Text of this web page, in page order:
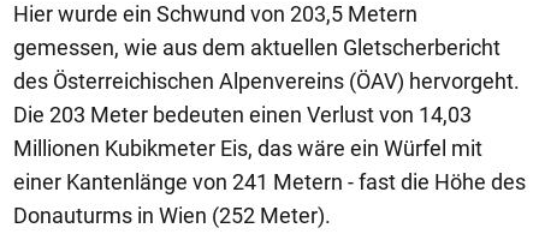
Hier wurde ein Schwund von 203,5 Metern
gemessen, wie aus dem aktuellen Gletscherbericht
des Österreichischen Alpenvereins (ÖAV) hervorgeht.
Die 203 Meter bedeuten einen Verlust von 14,03
Millionen Kubikmeter Eis, das wäre ein Würfel mit
einer Kantenlänge von 241 Metern - fast die Höhe des
Donauturms in Wien (252 Meter).